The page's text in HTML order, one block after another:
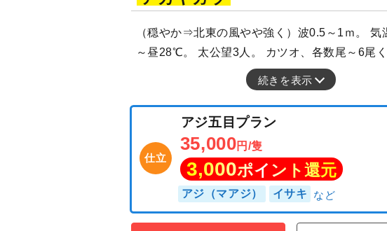
（穏やか⇒北東の風やや強く）波0.5～1ｍ。
～昼28℃。 太公望3人。 カツオ、各数尾～6尾く
続きを表示